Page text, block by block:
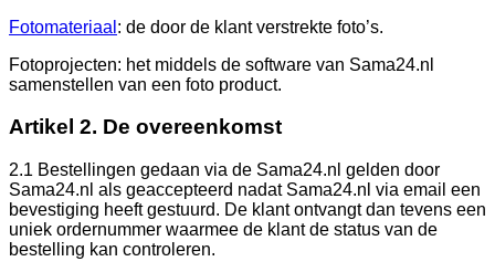
Fotomateriaal : de door de klant verstrekte foto’s.
Fotoprojecten: het middels de software van Sama24.nl
samenstellen van een foto product.
Artikel 2. De overeenkomst
2.1 Bestellingen gedaan via de Sama24.nl gelden door
Sama24.nl als geaccepteerd nadat Sama24.nl via email een
bevestiging heeft gestuurd. De klant ontvangt dan tevens een
uniek ordernummer waarmee de klant de status van de
bestelling kan controleren.